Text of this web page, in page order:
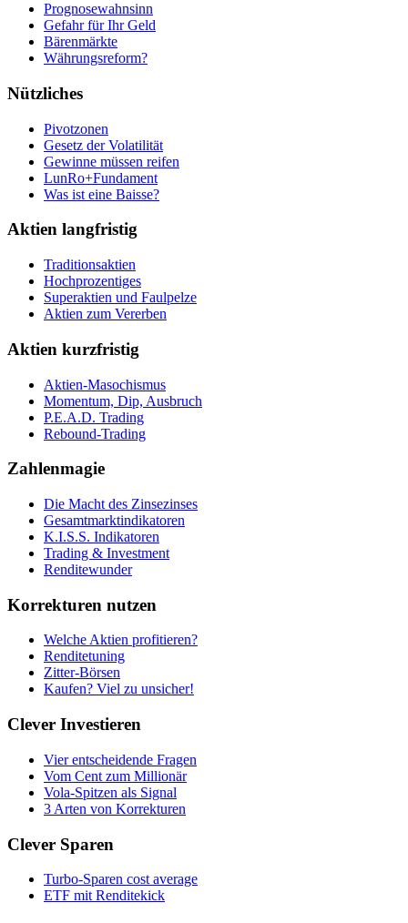
Prognosewahnsinn
Gefahr für Ihr Geld
Bärenmärkte
Währungsreform?
Nützliches
Pivotzonen
Gesetz der Volatilität
Gewinne müssen reifen
LunRo+Fundament
Was ist eine Baisse?
Aktien langfristig
Traditionsaktien
Hochprozentiges
Superaktien und Faulpelze
Aktien zum Vererben
Aktien kurzfristig
Aktien-Masochismus
Momentum, Dip, Ausbruch
P.E.A.D. Trading
Rebound-Trading
Zahlenmagie
Die Macht des Zinsezinses
Gesamtmarktindikatoren
K.I.S.S. Indikatoren
Trading & Investment
Renditewunder
Korrekturen nutzen
Welche Aktien profitieren?
Renditetuning
Zitter-Börsen
Kaufen? Viel zu unsicher!
Clever Investieren
Vier entscheidende Fragen
Vom Cent zum Millionär
Vola-Spitzen als Signal
3 Arten von Korrekturen
Clever Sparen
Turbo-Sparen cost average
ETF mit Renditekick